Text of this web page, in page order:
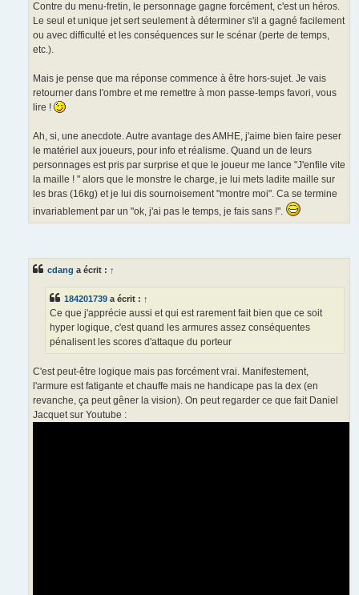
Contre du menu-fretin, le personnage gagne forcément, c'est un héros.
Le seul et unique jet sert seulement à déterminer s'il a gagné facilement
ou avec difficulté et les conséquences sur le scénar (perte de temps,
etc.).
Mais je pense que ma réponse commence à être hors-sujet. Je vais
retourner dans l'ombre et me remettre à mon passe-temps favori, vous
lire !
Ah, si, une anecdote. Autre avantage des AMHE, j'aime bien faire peser
le matériel aux joueurs, pour info et réalisme. Quand un de leurs
personnages est pris par surprise et que le joueur me lance "J'enfile vite
la maille ! " alors que le monstre le charge, je lui mets ladite maille sur
les bras (16kg) et je lui dis sournoisement "montre moi". Ca se termine
invariablement par un "ok, j'ai pas le temps, je fais sans !".
cdang a écrit : ↑
184201739 a écrit : ↑
Ce que j'apprécie aussi et qui est rarement fait bien que ce soit
hyper logique, c'est quand les armures assez conséquentes
pénalisent les scores d'attaque du porteur
C'est peut-être logique mais pas forcément vrai. Manifestement,
l'armure est fatigante et chauffe mais ne handicape pas la dex (en
revanche, ça peut gêner la vision). On peut regarder ce que fait Daniel
Jacquet sur Youtube :